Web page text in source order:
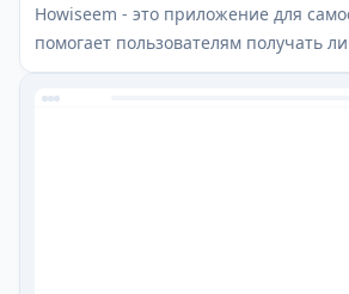
Mental Health Support
Howiseem - это приложение для
помогает пользователям получать
через структурированные отзывы
друзей и анализ с помощью ИИ.